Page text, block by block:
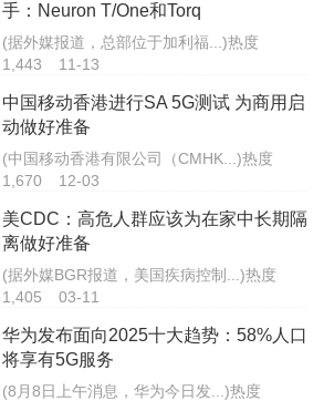
手：Neuron T/One和Torq
(据外媒报道，总部位于加利福...)热度
1,443
11-13
中国移动香港进行SA 5G测试 为商用启
动做好准备
(中国移动香港有限公司（CMHK...)热度
1,670
12-03
美CDC：高危人群应该为在家中长期隔
离做好准备
(据外媒BGR报道，美国疾病控制...)热度
1,405
03-11
华为发布面向2025十大趋势：58%人口
将享有5G服务
(8月8日上午消息，华为今日发...)热度